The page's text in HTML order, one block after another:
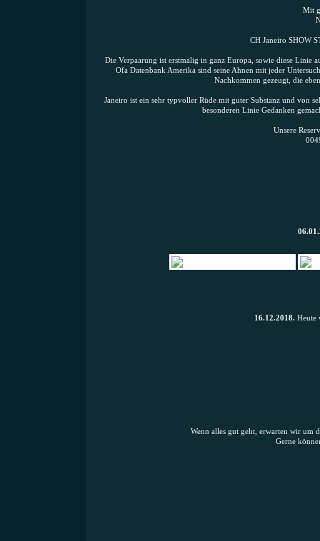
Mit
CH Janeiro SHOW
Die Verpaarung ist erstmalig in ganz Europa, sowie diese
Ofa Datenbank Amerika sind seine Ahnen mit jeder
Nachkommen gezeugt, die
Janeiro ist ein sehr typvoller Rüde mit guter Substanz und von
besonderen Linie Gedanken
Unsere
16.12.2018.Heute
Wenn alles gut geht, erwarten wir um
Gerne